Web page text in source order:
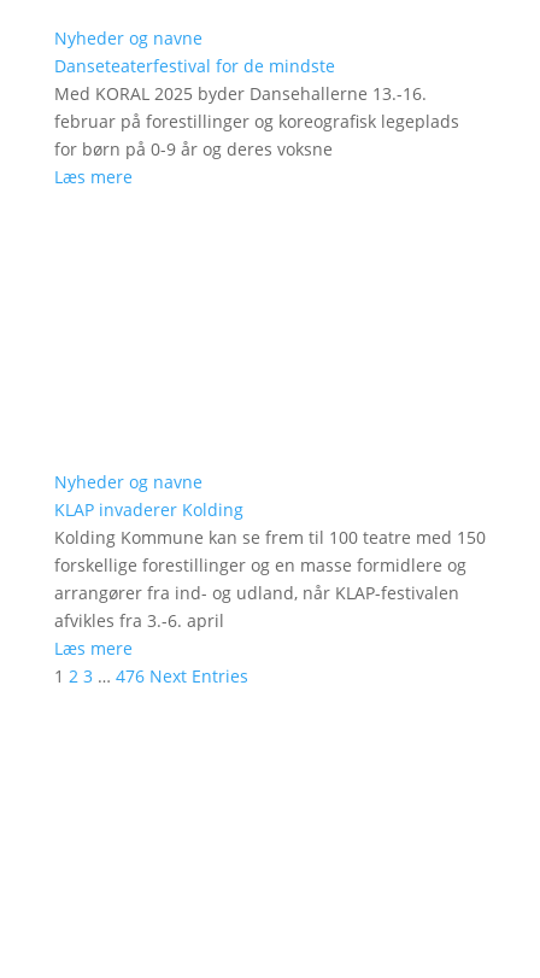
Nyheder og navne
Danseteaterfestival for de mindste
Med KORAL 2025 byder Dansehallerne 13.-16.
februar på forestillinger og koreografisk legeplads
for børn på 0-9 år og deres voksne
Læs mere
Nyheder og navne
KLAP invaderer Kolding
Kolding Kommune kan se frem til 100 teatre med 150
forskellige forestillinger og en masse formidlere og
arrangører fra ind- og udland, når KLAP-festivalen
afvikles fra 3.-6. april
Læs mere
1 2 3 … 476 Next Entries